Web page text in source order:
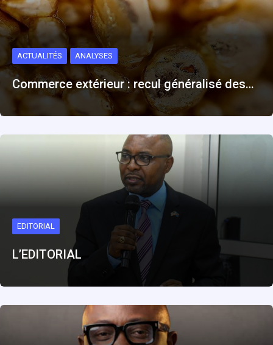
ACTUALITÉS ANALYSES
Commerce extérieur : recul généralisé des…
EDITORIAL
L’EDITORIAL